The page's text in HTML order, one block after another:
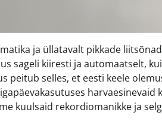
ja üllatavalt pikkade
sageli kiiresti ja automaatselt,
peitub selles, et eesti keele
harvaesinevaid
kuulsaid rekordiomanikke ja